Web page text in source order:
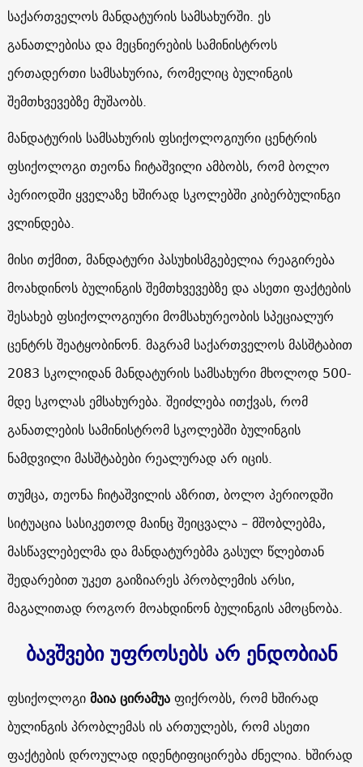
საქართველოსმანდატურის სამსახურში. ეს
განათლებისადამეცნიერების სამინისტროს
ერთადერთი სამსახურია, რომელიცბულინგის
შემთხვევებზემუშაობს.
მანდატურის სამსახურისფსიქოლოგიურიცენტრის
ფსიქოლოგი თეონა ჩიტაშვილიამბობს, რომ ბოლო
პერიოდშიყველაზე ხშირად სკოლებშიკიბერბულინგი
ვლინდება.
მისითქმით, მანდატურიპასუხისმგებელიარეაგირება
მოახდინოსბულინგისშემთხვევებზედაასეთი ფაქტების
შესახებფსიქოლოგიურიმომსახურეობის სპეციალურ
ცენტრს შეატყობინონ. მაგრამ საქართველოსმასშტაბით
2083 სკოლიდანმანდატურის სამსახურიმხოლოდ500-
მდე სკოლასემსახურება. შეიძლებაითქვას, რომ
განათლების სამინისტრომ სკოლებში ბულინგის
ნამდვილი მასშტაბები რეალურადარ იცის.
თუმცა, თეონა ჩიტაშვილისაზრით, ბოლო პერიოდში
სიტუაცია სასიკეთოდ მაინც შეიცვალა –მშობლებმა,
მასწავლებელმა და მანდატურებმა გასულ წლებთან
შედარებით უკეთ გაიზიარეს პრობლემის არსი,
მაგალითად როგორ მოახდინონ ბულინგის ამოცნობა.
ბავშვები უფროსებს არ ენდობიან
ფსიქოლოგიმაია ცირამუაფიქრობს, რომ ხშირად
ბულინგის პრობლემას ის ართულებს, რომ ასეთი
ფაქტების დროულად იდენტიფიცირება ძნელია. ხშირად